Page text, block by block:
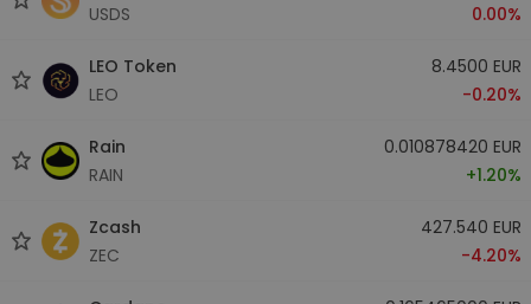
USDS
0.00%
LEO Token
LEO
8.4500 EUR
-0.20%
Rain
RAIN
0.010878420 EUR
+1.20%
Zcash
ZEC
427.540 EUR
-4.20%